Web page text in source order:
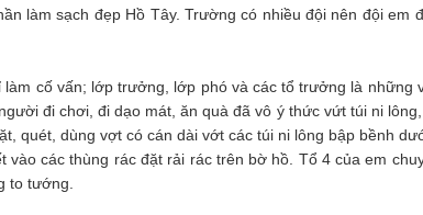
làm sạch đẹp Hồ Tây. Trường có nhiều đội nên đội em
cố vấn; lớp trưởng, lớp phó và các tổ trưởng là những
đi chơi, đi dạo mát, ăn quà đã vô ý thức vứt túi ni
quét, dùng vợt có cán dài vớt các túi ni lông bập bềnh
các thùng rác đặt rải rác trên bờ hồ. Tổ 4 của em
to tướng.